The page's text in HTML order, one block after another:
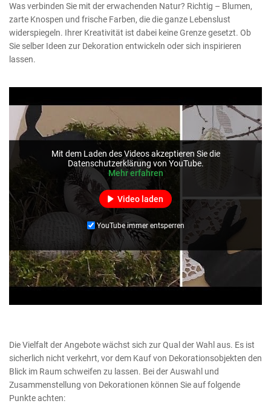
Was verbinden Sie mit der erwachenden Natur? Richtig – Blumen,
zarte Knospen und frische Farben, die die ganze Lebenslust
widerspiegeln. Ihrer Kreativität ist dabei keine Grenze gesetzt. Ob
Sie selber Ideen zur Dekoration entwickeln oder sich inspirieren
lassen.
Mit dem Laden des Videos akzeptieren Sie die
Datenschutzerklärung von YouTube.
Mehr erfahren
Video laden
YouTube immer entsperren
Die Vielfalt der Angebote wächst sich zur Qual der Wahl aus. Es ist
sicherlich nicht verkehrt, vor dem Kauf von Dekorationsobjekten den
Blick im Raum schweifen zu lassen. Bei der Auswahl und
Zusammenstellung von Dekorationen können Sie auf folgende
Punkte achten: